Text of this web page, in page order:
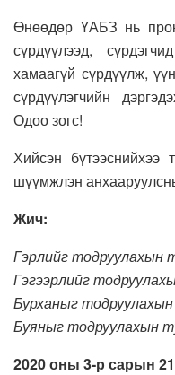
Өнөөдөр ҮАБЗ нь
сүрдүүлээд,
хамаагүй сүрдүүлж,
сүрдүүлэгчийн
Одоо зогс!
Хийсэн бүтээснийхээ
шүүмжлэн
Жич:
Гэрлийг тодруулахын
Гэгээрлийг
Бурханыг
Буяныг тодруулахын
2020 оны 3-р сарын 21